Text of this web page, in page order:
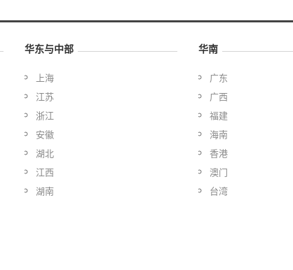
华东与中部
上海
江苏
浙江
安徽
湖北
江西
湖南
华南
广东
广西
福建
海南
香港
澳门
台湾